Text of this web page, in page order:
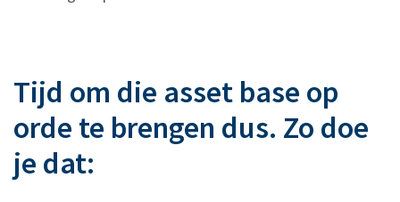
Tijd om die asset base op
orde te brengen dus. Zo doe
je dat: